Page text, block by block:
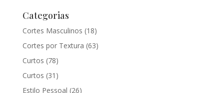
Categorias
Cortes Masculinos (18)
Cortes por Textura (63)
Curtos (78)
Curtos (31)
Estilo Pessoal (26)